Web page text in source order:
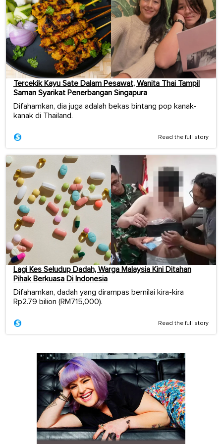
Tercekik Kayu Sate Dalam Pesawat, Wanita Thai Tampil
Saman Syarikat Penerbangan Singapura
Difahamkan, dia juga adalah bekas bintang pop kanak-
kanak di Thailand.
Read the full story
Lagi Kes Seludup Dadah, Warga Malaysia Kini Ditahan
Pihak Berkuasa Di Indonesia
Difahamkan, dadah yang dirampas bernilai kira-kira
Rp2.79 bilion (RM715,000).
Read the full story